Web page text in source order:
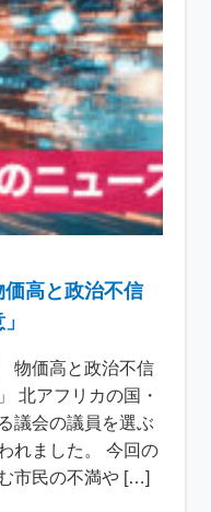
高と政治不信
物価高と政治不信
北アフリカの国・
議会の議員を選ぶ
れました。 今回の
市民の不満や […]